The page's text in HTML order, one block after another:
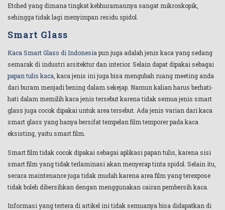
Etched yang dimana tingkat kebhuramannya sangat mikroskopik,
sehingga tidak lagi menyimpan residu spidol.
Smart Glass
Kaca Smart Glass di Indonesia pun juga adalah jenis kaca yang sedang
semarak di industri arsitektur dan interior. Selain dapat dipakai sebagai
papan tulis kaca , kaca jenis ini juga bisa mengubah ruang meeting anda
dari buram menjadi bening dalam sekejap. Namun kalian harus berhati-
hati dalam memilih kaca jenis tersebut karena tidak semua jenis smart
glass juga cocok dipakai untuk area tersebut. Ada jenis varian dari kaca
smart glass yang hanya bersifat tempelan film temporer pada kaca
eksisting, yaitu smart film.
Smart film tidak cocok dipakai sebagai aplikasi papan tulis, karena sisi
smart film yang tidak terlaminasi akan menyerap tinta spidol. Selain itu,
secara maintenance juga tidak mudah karena area film yang terexpose
tidak boleh dibersihkan dengan menggunakan cairan pembersih kaca.
Informasi yang tertera di artikel ini tidak semuanya bisa didapatkan di